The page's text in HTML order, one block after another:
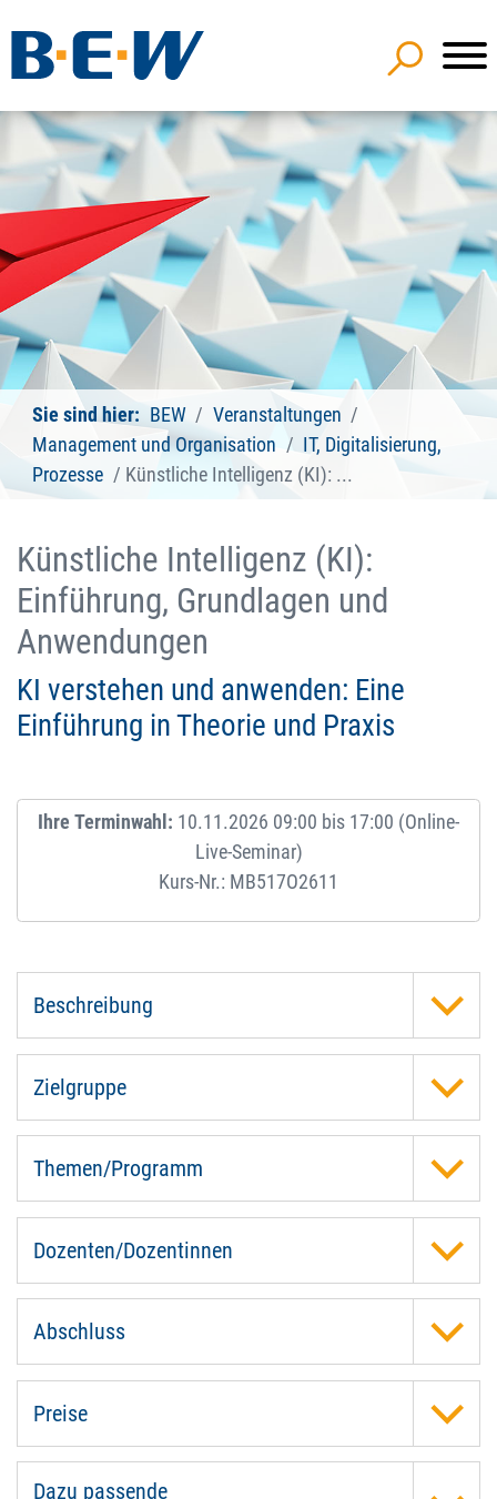
Sie sind hier: BEW
Veranstaltungen
Management und Organisation
IT, Digitalisierung,
Prozesse
Künstliche Intelligenz (KI): ...
Künstliche Intelligenz (KI):
Einführung, Grundlagen und
Anwendungen
KI verstehen und anwenden: Eine
Einführung in Theorie und Praxis
Ihre Terminwahl: 10.11.2026 09:00 bis 17:00 (Online-
Live-Seminar)
Kurs-Nr.: MB517O2611
Beschreibung
Zielgruppe
Themen/Programm
Dozenten/Dozentinnen
Abschluss
Preise
Dazu passende